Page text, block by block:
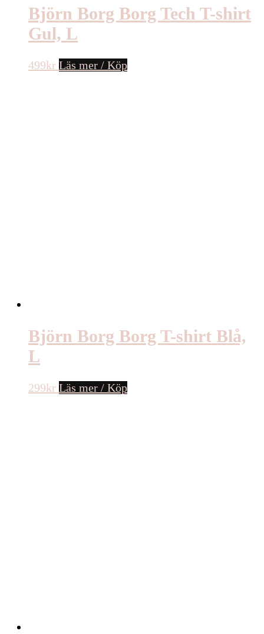
Björn Borg Borg Tech T-shirt
Gul, L
499kr Läs mer / Köp
Björn Borg Borg T-shirt Blå,
L
299kr Läs mer / Köp